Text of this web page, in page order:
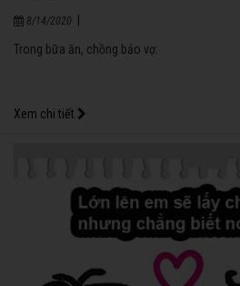
8/14/2020
Trong bữa ăn, chồng bảo vợ:
Xem chi tiết